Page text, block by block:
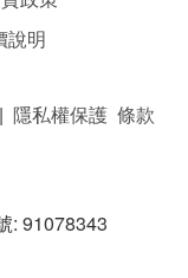
說明
| 隱私權保護 條款
: 91078343